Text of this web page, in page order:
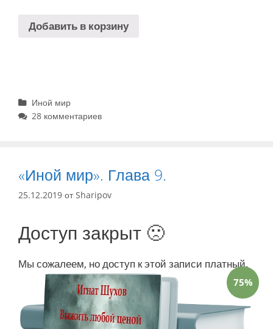
Добавить в корзину
Рубрики
Иной мир
28 комментариев
«Иной мир». Глава 9.
25.12.2019 отSharipov
Доступ закрыт 🙁
Мы сожалеем, но доступ к этой записи платный.
75%